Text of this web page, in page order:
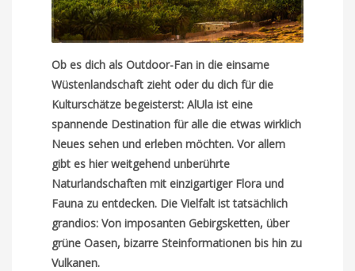
Ob es dich als Outdoor-Fan in die einsame
Wüstenlandschaft zieht oder du dich für die
Kulturschätze begeisterst: AlUla ist eine
spannende Destination für alle die etwas wirklich
Neues sehen und erleben möchten. Vor allem
gibt es hier weitgehend unberührte
Naturlandschaften mit einzigartiger Flora und
Fauna zu entdecken. Die Vielfalt ist tatsächlich
grandios: Von imposanten Gebirgsketten, über
grüne Oasen, bizarre Steinformationen bis hin zu
Vulkanen.